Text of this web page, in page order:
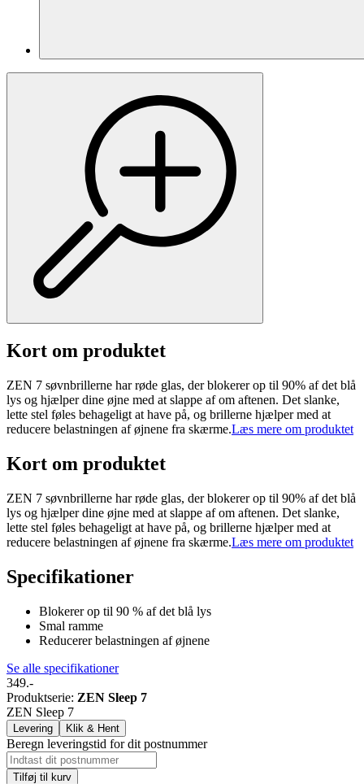
Kort om produktet
ZEN 7 søvnbrillerne har røde glas, der blokerer op til 90% af det blå
lys og hjælper dine øjne med at slappe af om aftenen. Det slanke,
lette stel føles behageligt at have på, og brillerne hjælper med at
reducere belastningen af øjnene fra skærme.Læs mere om produktet
Kort om produktet
ZEN 7 søvnbrillerne har røde glas, der blokerer op til 90% af det blå
lys og hjælper dine øjne med at slappe af om aftenen. Det slanke,
lette stel føles behageligt at have på, og brillerne hjælper med at
reducere belastningen af øjnene fra skærme.Læs mere om produktet
Specifikationer
Blokerer op til 90 % af det blå lys
Smal ramme
Reducerer belastningen af øjnene
Se alle specifikationer
349.-
Produktserie: ZEN Sleep 7
ZEN Sleep 7
Levering Klik & Hent
Beregn leveringstid for dit postnummer
Tilføj til kurv